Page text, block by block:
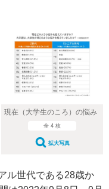
現在（大学生のころ）の悩み
全 4 枚
拡大写真
ル世代である28歳か